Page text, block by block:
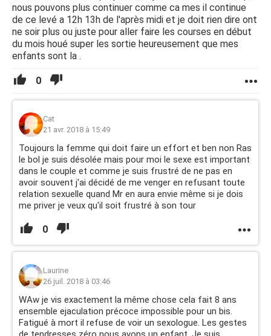
nous pouvons plus continuer comme ca mes il continue
de ce levé a 12h 13h de l'après midi et je doit rien dire ont
ne soir plus ou juste pour aller faire les courses en début
du mois houé super les sortie heureusement que mes
enfants sont la .
0
Cat
21 avr. 2018 à 15:49
Toujours la femme qui doit faire un effort et ben non Ras
le bol je suis désolée mais pour moi le sexe est important
dans le couple et comme je suis frustré de ne pas en
avoir souvent j'ai décidé de me venger en refusant toute
relation sexuelle quand Mr en aura envie même si je dois
me priver je veux qu'il soit frustré à son tour
0
Laurine
26 juil. 2018 à 03:46
WAw je vis exactement la même chose cela fait 8 ans
ensemble ejaculation précoce impossible pour un bis.
Fatigué à mort il refuse de voir un sexologue. Les gestes